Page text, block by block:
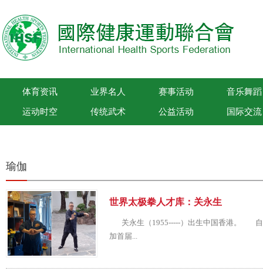
体育资讯 业界名人 赛事活动 音乐舞蹈
运动时空 传统武术 公益活动 国际交流
瑜伽
世界太极拳人才库：关永生
关永生（1955-----）出生中国香港。 自
加首届...